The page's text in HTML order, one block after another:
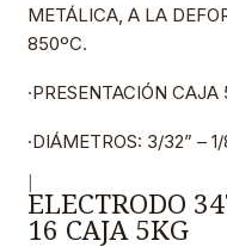
METÁLICA, A LA
850ºC.
·PRESENTACIÓN CAJA
·DIÁMETROS: 3/32” – 1/
ELECTRODO
16 CAJA 5KG